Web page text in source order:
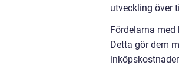
utveckling över
Fördelarna
Detta gör dem